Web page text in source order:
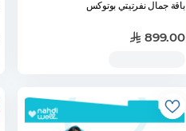
باقة جمال نفرتيتي بوتوكس
899.00